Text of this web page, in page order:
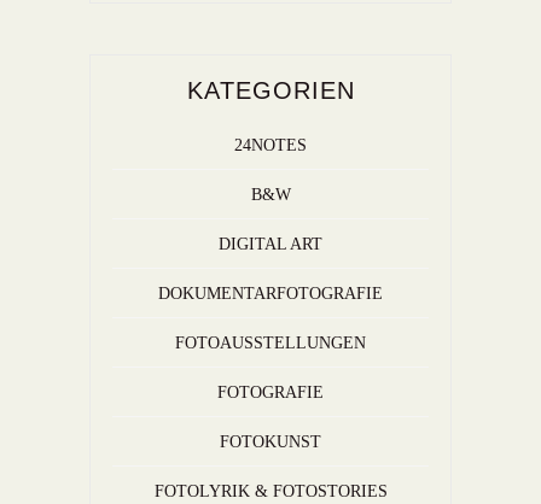
KATEGORIEN
24NOTES
B&W
DIGITAL ART
DOKUMENTARFOTOGRAFIE
FOTOAUSSTELLUNGEN
FOTOGRAFIE
FOTOKUNST
FOTOLYRIK & FOTOSTORIES